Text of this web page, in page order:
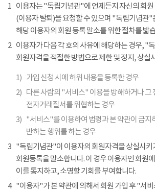
1 이용자는 "독립기념관"에 언제든지 자신의 회원
(이용자 탈퇴)을 요청할 수 있으며 "독립기념관"
해당 이용자의 회원 등록 말소를 위한 절차를 밟
2 이용자가 다음 각 호의 사유에 해당하는 경우, "
회원자격을 적절한 방법으로 제한 및 정지, 상실
1) 가입 신청 시에 허위 내용을 등록한 경우
2) 다른 사람의 "서비스" 이용을 방해하거나 그
전자거래질서를 위협하는 경우
3) "서비스"를 이용하여 법령과 본 약관이 금지
반하는 행위를 하는 경우
3 "독립기념관"이 이용자의 회원자격을 상실시키
회원등록을 말소합니다. 이 경우 이용자인 회원
이를 통지하고, 소명할 기회를 부여합니다.
4
"이용자"가 본 약관에 의해서 회원 가입 후 "서